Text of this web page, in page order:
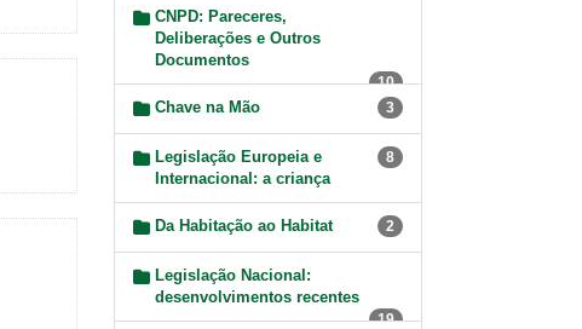
CNPD: Pareceres,
Deliberações e Outros
Documentos
10
Chave na Mão 3
Legislação Europeia e
Internacional: a criança
8
Da Habitação ao Habitat 2
Legislação Nacional:
desenvolvimentos recentes
19